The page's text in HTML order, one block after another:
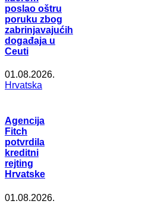
poslao oštru
poruku zbog
zabrinjavajućih
događaja u
Ceuti
01.08.2026.
Hrvatska
Agencija
Fitch
potvrdila
kreditni
rejting
Hrvatske
01.08.2026.